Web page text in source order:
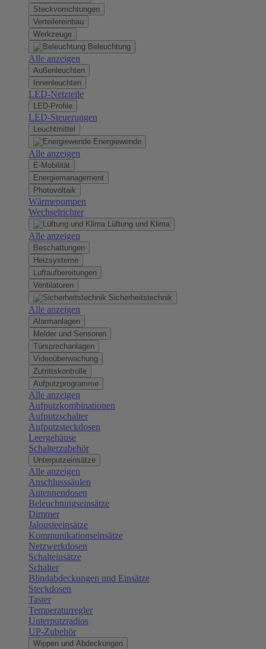
Steckvorrichtungen
Verteilereinbau
Werkzeuge
Beleuchtung
Alle anzeigen
Außenleuchten
Innenleuchten
LED-Netzteile
LED-Profile
LED-Steuerungen
Leuchtmittel
Energiewende
Alle anzeigen
E-Mobilität
Energiemanagement
Photovoltaik
Wärmepumpen
Wechselrichter
Lüftung und Klima
Alle anzeigen
Beschattungen
Heizsysteme
Luftaufbereitungen
Ventilatoren
Sicherheitstechnik
Alle anzeigen
Alarmanlagen
Melder und Sensoren
Türsprechanlagen
Videoüberwachung
Zutrittskontrolle
Aufputzprogramme
Alle anzeigen
Aufputzkombinationen
Aufputzschalter
Aufputzsteckdosen
Leergehäuse
Schalterzubehör
Unterputzeinsätze
Alle anzeigen
Anschlusssäulen
Antennendosen
Beleuchtungseinsätze
Dimmer
Jalousieeinsätze
Kommunikationseinsätze
Netzwerkdosen
Schalteinsätze
Schalter
Blindabdeckungen und Einsätze
Steckdosen
Taster
Temperaturregler
Unterputzradios
UP-Zubehör
Wippen und Abdeckungen